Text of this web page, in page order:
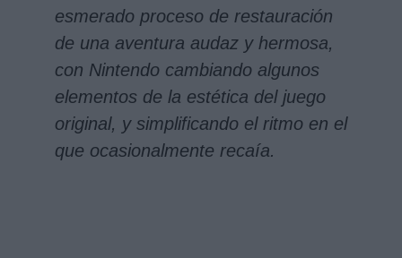
esmerado proceso de restauración
de una aventura audaz y hermosa,
con Nintendo cambiando algunos
elementos de la estética del juego
original, y simplificando el ritmo en el
que ocasionalmente recaía.